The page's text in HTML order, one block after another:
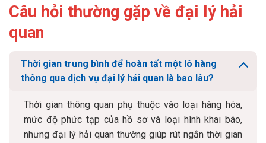
Câu hỏi thường gặp về đại lý hải
quan
Thời gian trung bình để hoàn tất một lô hàng
thông qua dịch vụ đại lý hải quan là bao lâu?
Thời gian thông quan phụ thuộc vào loại hàng hóa,
mức độ phức tạp của hồ sơ và loại hình khai báo,
nhưng đại lý hải quan thường giúp rút ngắn thời gian